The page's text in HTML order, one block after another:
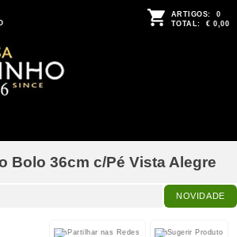
ARTIGOS: 0
TOTAL: € 0,00
Bolo 36cm c/Pé Vista Alegre
NOVIDADE